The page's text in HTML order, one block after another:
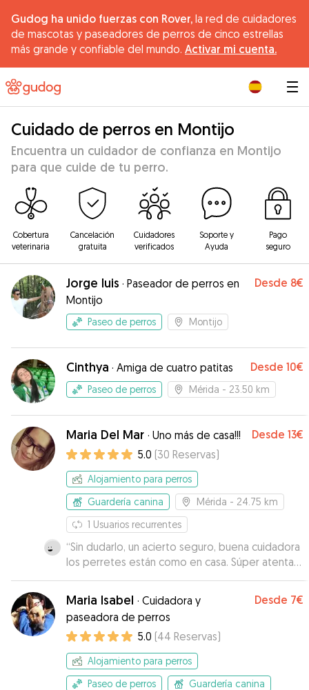
Gudog ha unido fuerzas con Rover, la red de cuidadores
de mascotas y paseadores de perros de cinco estrellas
más grande y confiable del mundo. Activar mi cuenta.
Cuidado de perros en Montijo
Encuentra un cuidador de confianza en Montijo
para que cuide de tu perro.
Cobertura
veterinaria
Cancelación
gratuita
Cuidadores
verificados
Soporte y
Ayuda
Pago
seguro
Jorge luis · Paseador de perros en
Montijo
Desde 8€
Paseo de perros Montijo
Cinthya · Amiga de cuatro patitas Desde 10€
Paseo de perros Mérida - 23.50 km
Maria Del Mar · Uno más de casa!!! Desde 13€
5.0 (30 Reservas)
Alojamiento para perros
Guardería canina
Mérida - 24.75 km
1 Usuarios recurrentes
“Sin dudarlo, un acierto seguro, buena cuidadora
los perretes están como en casa. Súper atenta y
en todo momento te informa y envía fotos.
Tanto ella como su familia.
Maria Isabel · Cuidadora y
paseadora de perros
Desde 7€
5.0 (44 Reservas)
Alojamiento para perros
Paseo de perros
Guardería canina